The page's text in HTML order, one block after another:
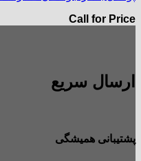
Call for Price
ارسال سریع
پشتیبانی همیشگی